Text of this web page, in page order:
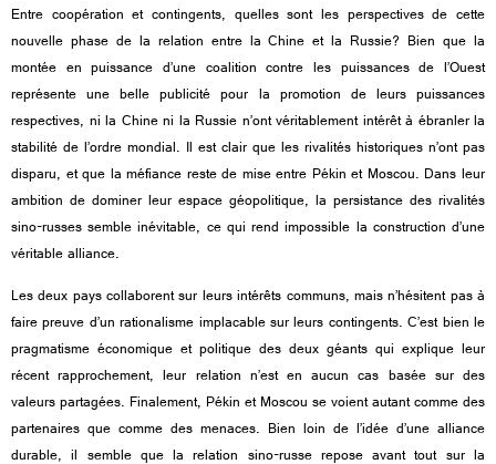
Entre coopération et contingents, quelles sont les perspectives de cette
nouvelle phase de la relation entre la Chine et la Russie? Bien que la
montée en puissance d’une coalition contre les puissances de l’Ouest
représente une belle publicité pour la promotion de leurs puissances
respectives, ni la Chine ni la Russie n’ont véritablement intérêt à ébranler la
stabilité de l’ordre mondial. Il est clair que les rivalités historiques n’ont pas
disparu, et que la méfiance reste de mise entre Pékin et Moscou. Dans leur
ambition de dominer leur espace géopolitique, la persistance des rivalités
sino-russes semble inévitable, ce qui rend impossible la construction d’une
véritable alliance.
Les deux pays collaborent sur leurs intérêts communs, mais n’hésitent pas à
faire preuve d’un rationalisme implacable sur leurs contingents. C’est bien le
pragmatisme économique et politique des deux géants qui explique leur
récent rapprochement, leur relation n’est en aucun cas basée sur des
valeurs partagées. Finalement, Pékin et Moscou se voient autant comme des
partenaires que comme des menaces. Bien loin de l’idée d’une alliance
durable, il semble que la relation sino-russe repose avant tout sur la